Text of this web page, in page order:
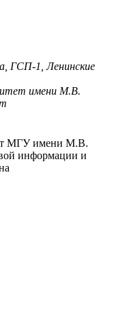
ГСП-1, Ленинские
имени М.В.
МГУ имени М.В.
информации и